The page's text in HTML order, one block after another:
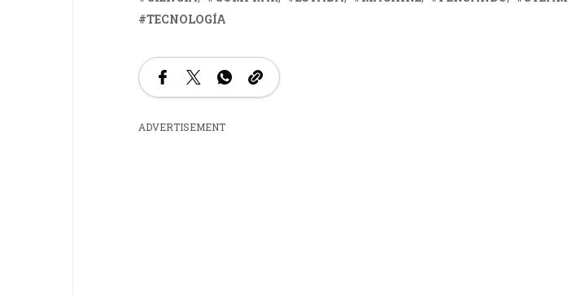
TECNOLOGÍA
ADVERTISEMENT